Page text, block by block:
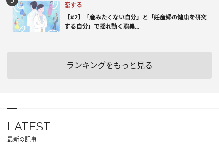
恋する
【#2】「産みたくない自分」と「妊産婦の健康を研究
する自分」で揺れ動く聡美...
ランキングをもっと見る
LATEST
最新の記事